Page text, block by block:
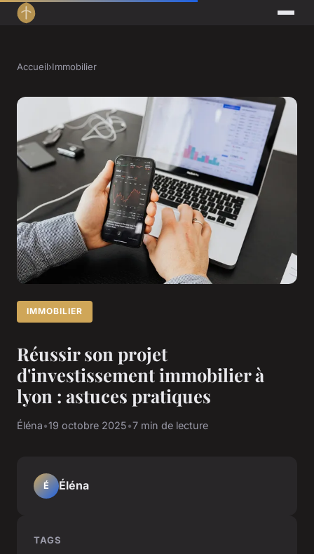
Accueil›Immobilier
IMMOBILIER
Réussir son projet
d'investissement immobilier à
lyon : astuces pratiques
Éléna•19 octobre 2025•7 min de lecture
É Éléna
TAGS